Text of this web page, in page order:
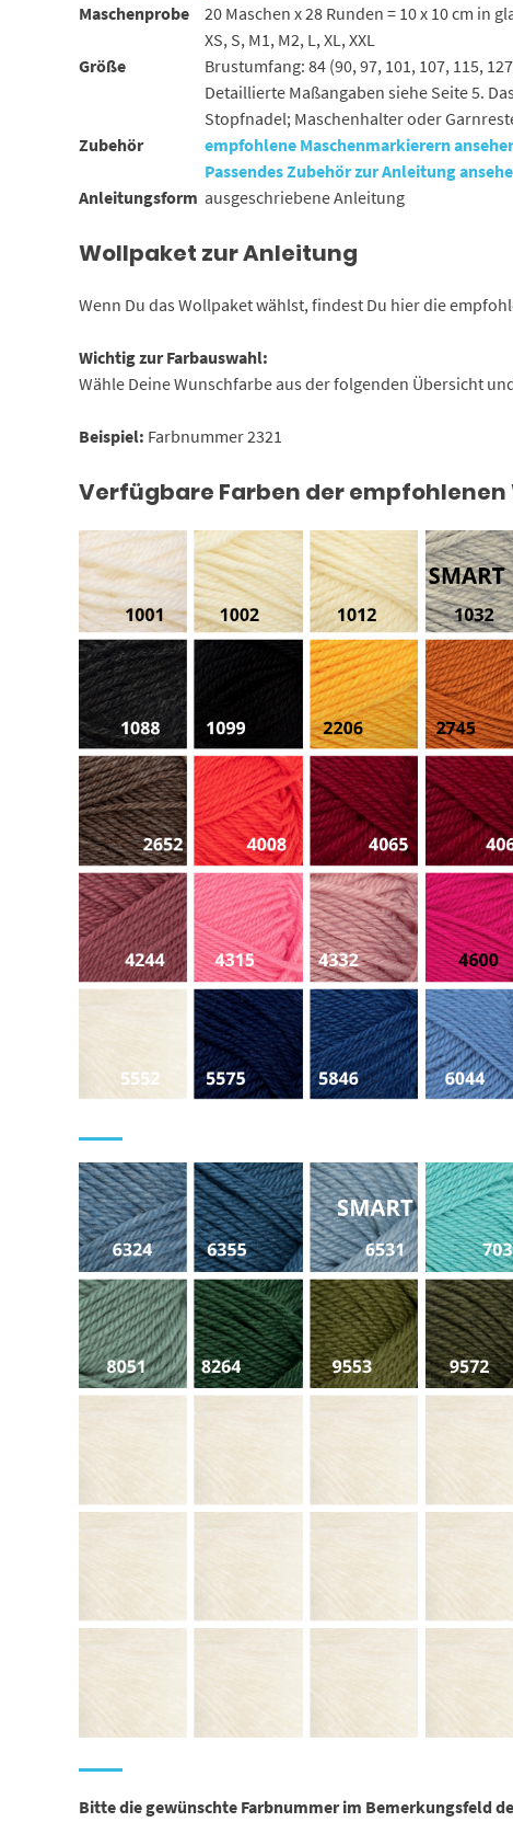
Maschenprobe
20 Maschen x 28 Runden = 10 x 10 cm in
Größe
XS, S, M1, M2, L, XL, XXL
Brustumfang: 84 (90, 97, 101, 107, 115,
Detaillierte Maßangaben siehe Seite 5.
Zubehör
Stopfnadel; Maschenhalter oder
empfohlene Maschenmarkierern
Passendes Zubehör zur Anleitung
Anleitungsform ausgeschriebene Anleitung
Wollpaket zur Anleitung
Wenn Du das Wollpaket wählst, findest Du hier die
Wichtig zur Farbauswahl:
Wähle Deine Wunschfarbe aus der folgenden Übersicht
Beispiel: Farbnummer 2321
Verfügbare Farben der empfohlenen
Bitte die gewünschte Farbnummer im Bemerkungsfeld